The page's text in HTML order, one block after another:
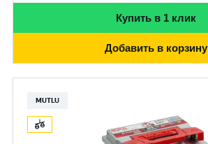
Купить в 1 клик
Добавить в корзину
MUTLU